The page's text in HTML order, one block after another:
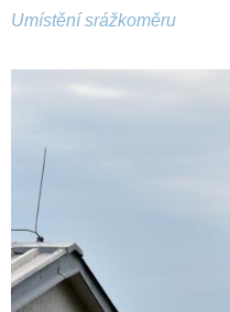
Umístění srážkoměru